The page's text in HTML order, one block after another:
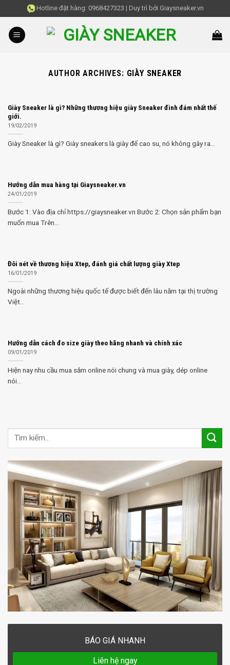
to
content
Hotline đặt hàng: 0968427323 | Duy trì bởi Giaysneaker.vn
AUTHOR ARCHIVES: GIÀY SNEAKER
Giày Sneaker là gì? Những thương hiệu giày Sneaker đình đám nhất thế
giới.
19/02/2019
Giày Sneaker là gì? Giày sneakers là giày đế cao su, nó không gây ra...
Hướng dẫn mua hàng tại Giaysneaker.vn
24/01/2019
Bước 1: Vào địa chỉ https://giaysneaker.vn Bước 2: Chọn sản phẩm bạn
muốn mua Trên...
Đôi nét về thương hiệu Xtep, đánh giá chất lượng giày Xtep
16/01/2019
Ngoài những thương hiệu quốc tế được biết đến lâu năm tại thị trường
Việt...
Hướng dẫn cách đo size giày theo hãng nhanh và chính xác
09/01/2019
Hiện nay nhu cầu mua sắm online nói chung và mua giày, dép online
nói...
BÁO GIÁ NHANH
Liên hệ ngay